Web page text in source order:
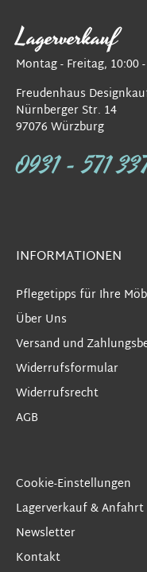
Lagerverkauf
Montag - Freitag, 10:00
Freudenhaus
Nürnberger Str. 14
97076 Würzburg
0931 - 571
INFORMATIONEN
Pflegetipps für Ihre
Über Uns
Versand und
Widerrufsformular
Widerrufsrecht
AGB
Cookie-Einstellungen
Lagerverkauf & Anfahrt
Newsletter
Kontakt